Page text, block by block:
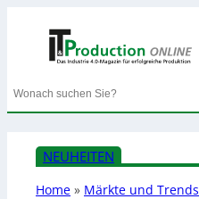
Search
NEUHEITEN
Home » Märkte und Trends